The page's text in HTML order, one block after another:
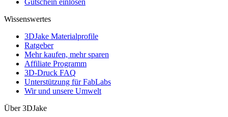
Gutschein einlösen
Wissenswertes
3DJake Materialprofile
Ratgeber
Mehr kaufen, mehr sparen
Affiliate Programm
3D-Druck FAQ
Unterstützung für FabLabs
Wir und unsere Umwelt
Über 3DJake